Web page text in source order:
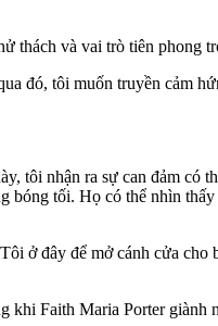
thách và vai trò tiên phong
đó, tôi muốn truyền cảm
tôi nhận ra sự can đảm có
tối. Họ có thể nhìn
ở đây để mở cánh cửa
khi Faith Maria Porter giành